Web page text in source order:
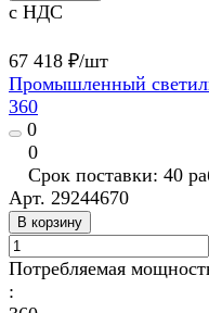
с НДС
67 418 ₽/шт
Промышленный
360
0
0
Срок поставки: 40
Арт. 29244670
В корзину
Потребляемая
: